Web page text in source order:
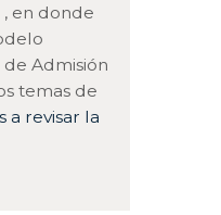
, en donde
de Admisión
temas de
a revisar la